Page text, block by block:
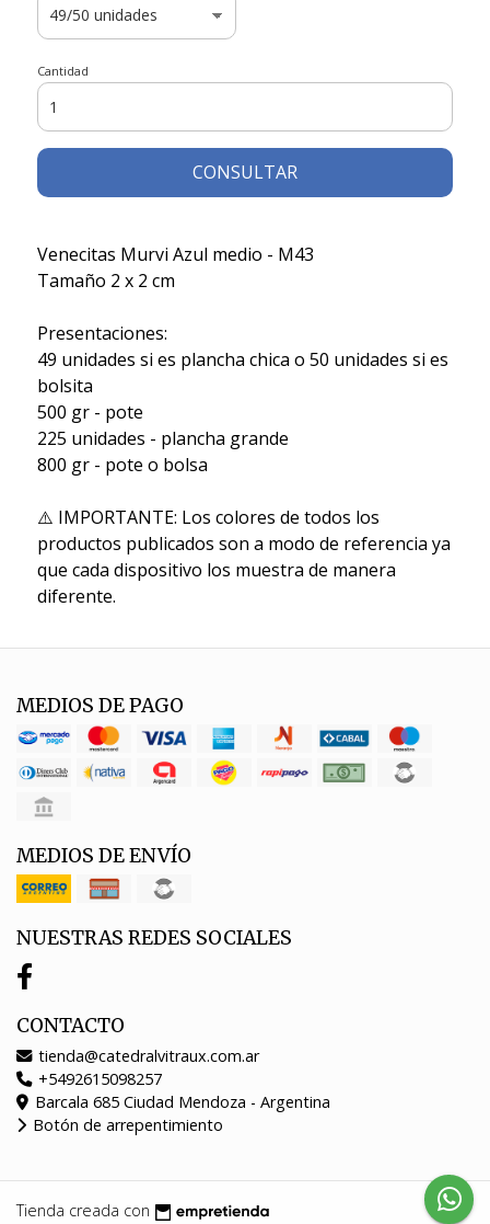
Cantidad
CONSULTAR
Venecitas Murvi Azul medio - M43
Tamaño 2 x 2 cm
Presentaciones:
49 unidades si es plancha chica o 50 unidades si es
bolsita
500 gr - pote
225 unidades - plancha grande
800 gr - pote o bolsa
⚠️ IMPORTANTE: Los colores de todos los
productos publicados son a modo de referencia ya
que cada dispositivo los muestra de manera
diferente.
MEDIOS DE PAGO
MEDIOS DE ENVÍO
NUESTRAS REDES SOCIALES
CONTACTO
tienda@catedralvitraux.com.ar
+5492615098257
Barcala 685 Ciudad Mendoza - Argentina
Botón de arrepentimiento
Tienda creada con